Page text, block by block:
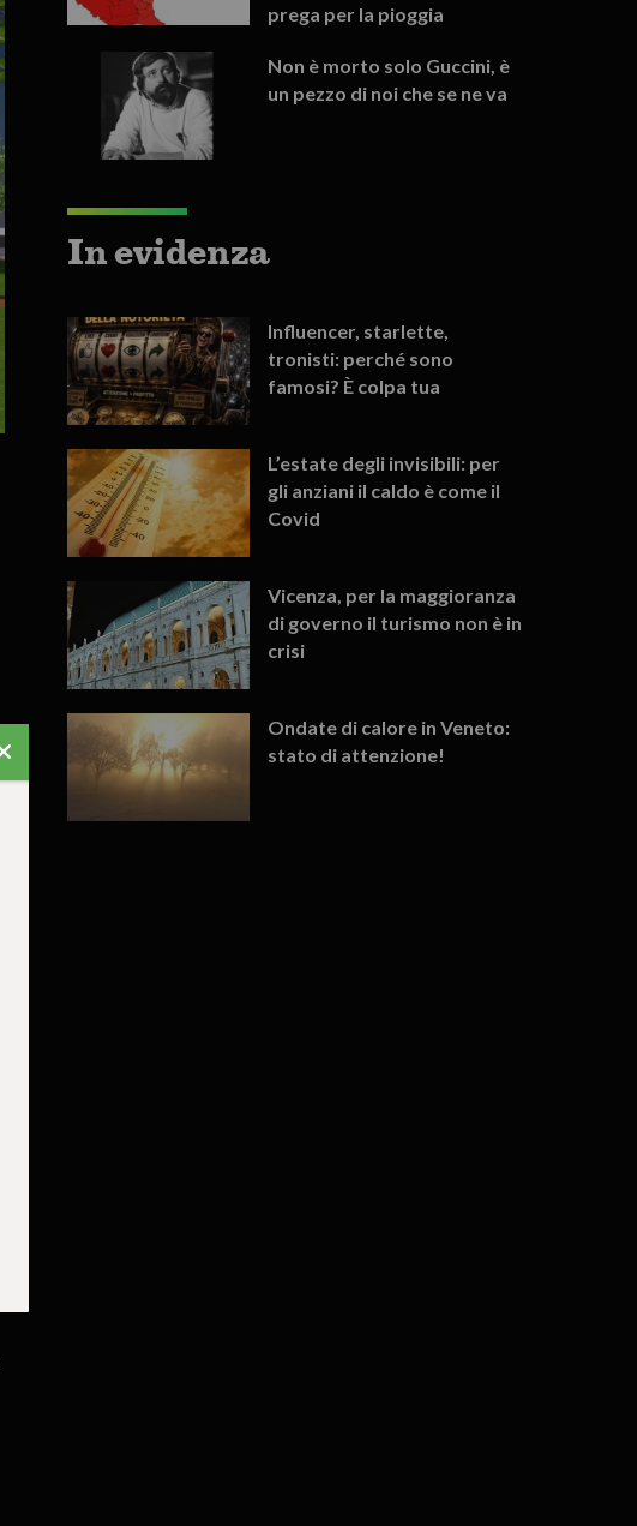
prega per la pioggia
Non è morto solo Guccini, è
un pezzo di noi che se ne va
In evidenza
Influencer, starlette,
tronisti: perché sono
famosi? È colpa tua
L’estate degli invisibili: per
gli anziani il caldo è come il
Covid
Vicenza, per la maggioranza
di governo il turismo non è in
crisi
Ondate di calore in Veneto:
stato di attenzione!